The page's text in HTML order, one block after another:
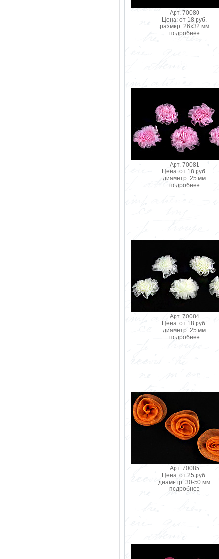
Арт. 70080
Цена: от 18 руб.
размер: 26х32 мм
подробнее
Арт. 70081
Цена: от 18 руб.
диаметр: 25 мм
подробнее
Арт. 70084
Цена: от 18 руб.
диаметр: 25 мм
подробнее
Арт. 70085
Цена: от 25 руб.
диаметр: 30-50 мм
подробнее